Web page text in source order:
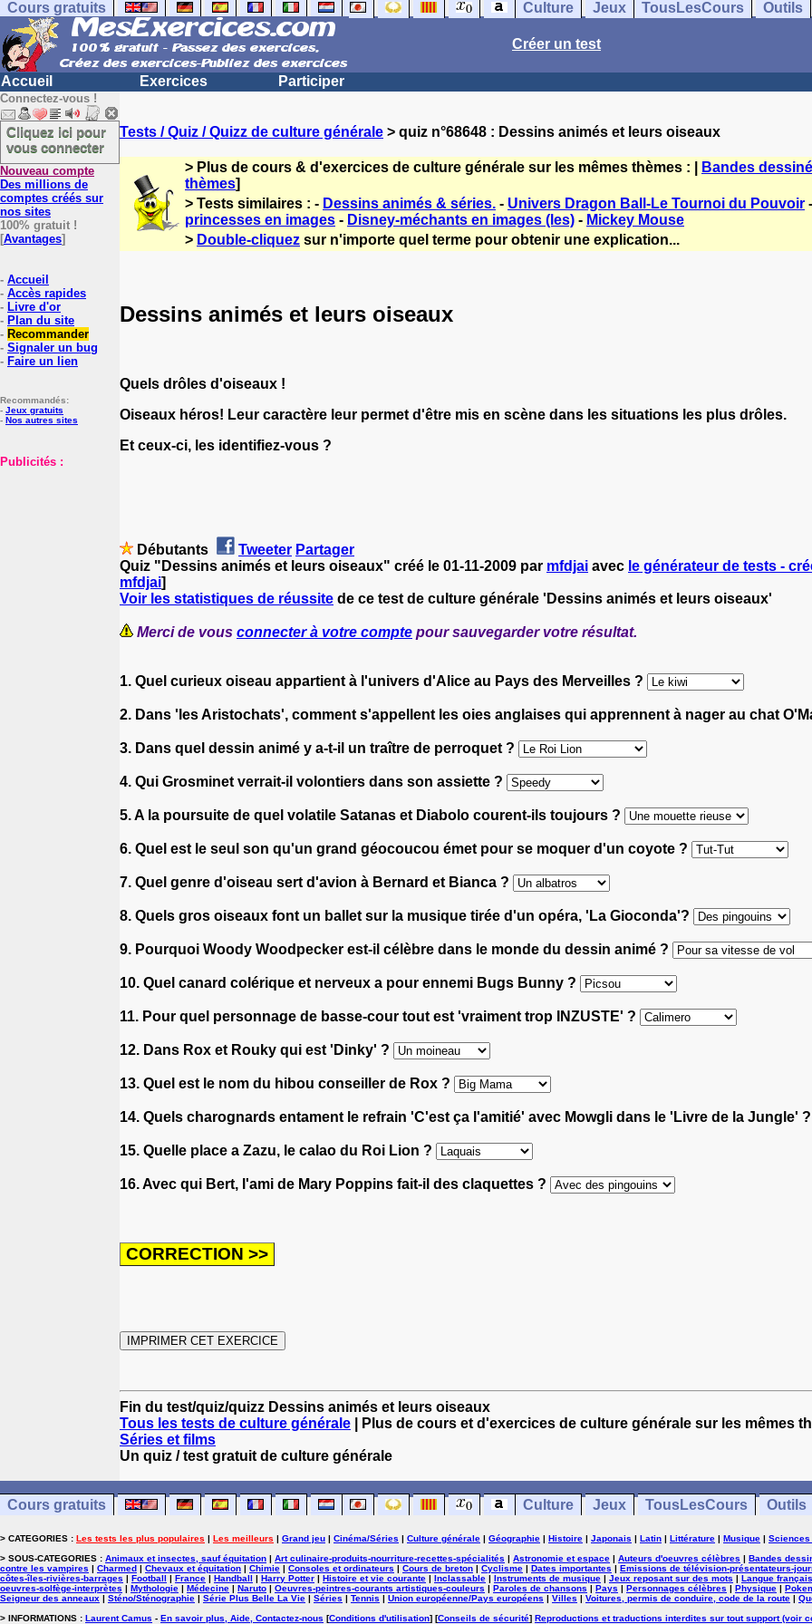
Cours gratuits Culture Jeux TousLesCours Outils
Créer un test
Accueil Exercices Participer
Connectez-vous !
Cliquez ici pour
vous connecter
Nouveau compte
Des millions de
comptes créés sur
nos sites
100% gratuit !
[Avantages]
- Accueil
- Accès rapides
- Livre d'or
- Plan du site
- Recommander
- Signaler un bug
- Faire un lien
Recommandés:
- Jeux gratuits
- Nos autres sites
Publicités :
Tests / Quiz / Quizz de culture générale > quiz n°68648 : Dessins animés et leurs oiseaux
> Plus de cours & d'exercices de culture générale sur les mêmes thèmes : |
Bandes
thèmes]
> Tests similaires : - Dessins animés & séries. - Univers Dragon Ball-Le Tournoi du Pouvoir
princesses en images - Disney-méchants en images (les) - Mickey Mouse
> Double-cliquez sur n'importe quel terme pour obtenir une explication...
Dessins animés et leurs oiseaux
Quels drôles d'oiseaux !
Oiseaux héros! Leur caractère leur permet d'être mis en scène dans les situations les plus drôles.
Et ceux-ci, les identifiez-vous ?
Débutants Tweeter Partager
Quiz "Dessins animés et leurs oiseaux" créé le 01-11-2009 par mfdjai avec le générateur de tests -
mfdjai]
Voir les statistiques de réussite de ce test de culture générale 'Dessins animés et leurs oiseaux'
Merci de vous connecter à votre compte pour sauvegarder votre résultat.
1. Quel curieux oiseau appartient à l'univers d'Alice au Pays des Merveilles ?
2. Dans 'les Aristochats', comment s'appellent les oies anglaises qui apprennent à nager au chat
3. Dans quel dessin animé y a-t-il un traître de perroquet ?
4. Qui Grosminet verrait-il volontiers dans son assiette ?
5. A la poursuite de quel volatile Satanas et Diabolo courent-ils toujours ?
6. Quel est le seul son qu'un grand géocoucou émet pour se moquer d'un coyote ?
7. Quel genre d'oiseau sert d'avion à Bernard et Bianca ?
8. Quels gros oiseaux font un ballet sur la musique tirée d'un opéra, 'La Gioconda'?
9. Pourquoi Woody Woodpecker est-il célèbre dans le monde du dessin animé ?
10. Quel canard colérique et nerveux a pour ennemi Bugs Bunny ?
11. Pour quel personnage de basse-cour tout est 'vraiment trop INZUSTE' ?
12. Dans Rox et Rouky qui est 'Dinky' ?
13. Quel est le nom du hibou conseiller de Rox ?
14. Quels charognards entament le refrain 'C'est ça l'amitié' avec Mowgli dans le 'Livre de la Jungle'
15. Quelle place a Zazu, le calao du Roi Lion ?
16. Avec qui Bert, l'ami de Mary Poppins fait-il des claquettes ?
Fin du test/quiz/quizz Dessins animés et leurs oiseaux
Tous les tests de culture générale | Plus de cours et d'exercices de culture générale sur les mêmes
Séries et films
Un quiz / test gratuit de culture générale
Cours gratuits Culture Jeux TousLesCours Outils
> CATEGORIES : Les tests les plus populaires | Les meilleurs | Grand jeu | Cinéma/Séries | Culture générale | Géographie | Histoire | Japonais | Latin | Littérature | Musique | Sciences
> SOUS-CATEGORIES : Animaux et insectes, sauf équitation | Art culinaire-produits-nourriture-recettes-spécialités | Astronomie et espace | Auteurs d'oeuvres célèbres | Bandes
contre les vampires | Charmed | Chevaux et équitation | Chimie | Consoles et ordinateurs | Cours de breton | Cyclisme | Dates importantes | Emissions de télévision-présentateurs-
côtes-îles-rivières-barrages | Football | France | Handball | Harry Potter | Histoire et vie courante | Inclassable | Instruments de musique | Jeux reposant sur des mots | Langue
oeuvres-solfège-interprètes | Mythologie | Médecine | Naruto | Oeuvres-peintres-courants artistiques-couleurs | Paroles de chansons | Pays | Personnages célèbres | Physique |
Seigneur des anneaux | Sténo/Sténographie | Série Plus Belle La Vie | Séries | Tennis | Union européenne/Pays européens | Villes | Voitures, permis de conduire, code de la route |
> INFORMATIONS : Laurent Camus - En savoir plus, Aide, Contactez-nous [Conditions d'utilisation] [Conseils de sécurité] Reproductions et traductions interdites sur tout support (voir